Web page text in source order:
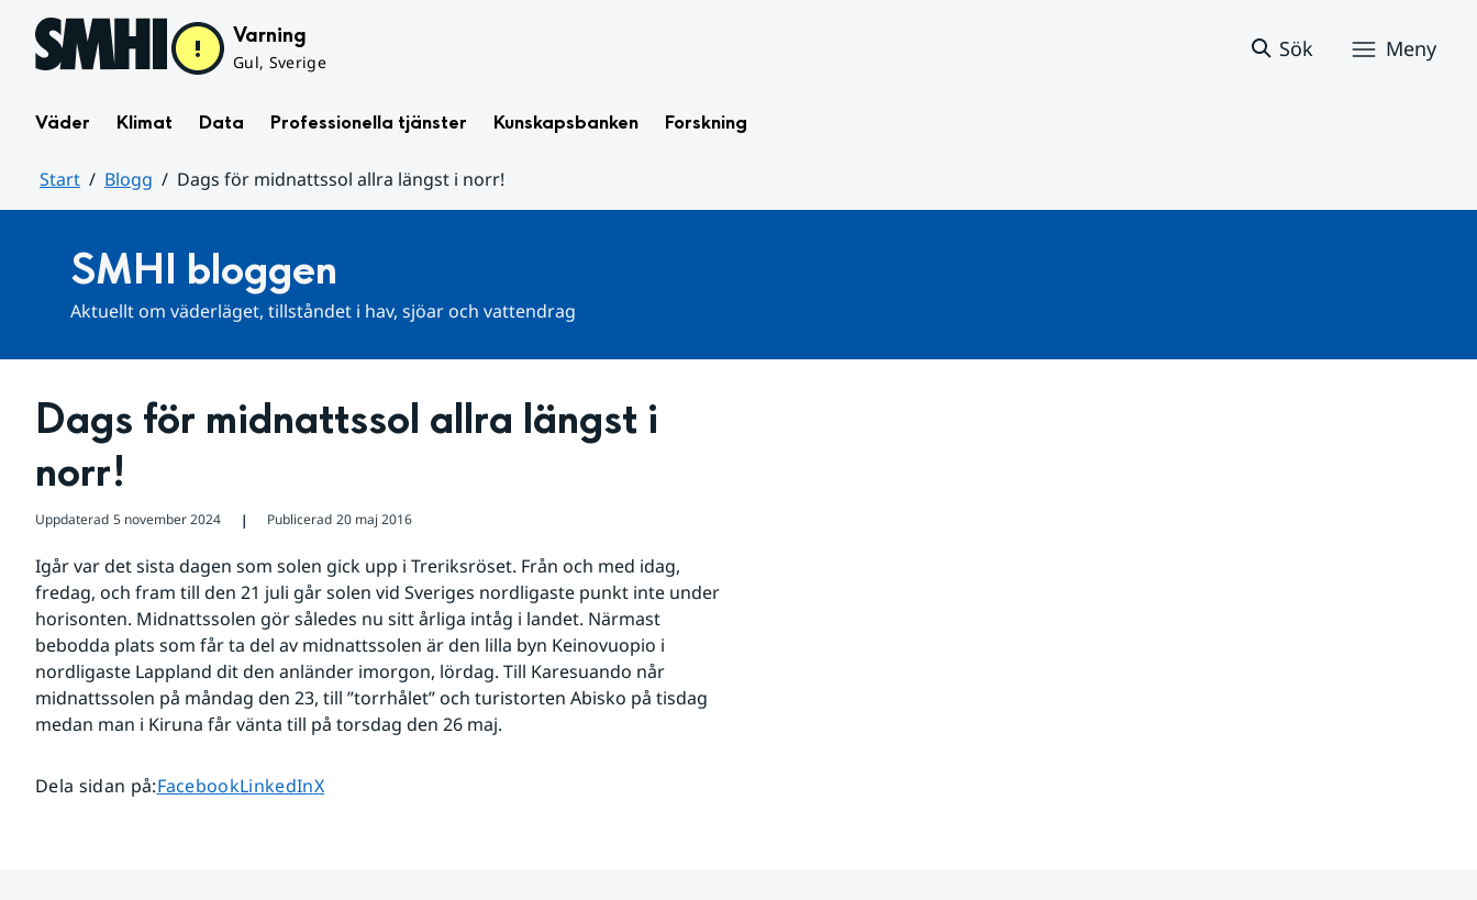
Hoppa till sidans innehåll Varning
Gul, Sverige
Sök Meny
Väder Klimat Data Professionella tjänster Kunskapsbanken Forskning
Start Blogg
Dags för midnattssol allra längst i norr!
SMHI bloggen
Aktuellt om väderläget, tillståndet i hav, sjöar och vattendrag
Dags för midnattssol allra längst i
norr!
Uppdaterad 5 november 2024 ❘ Publicerad 20 maj 2016
Igår var det sista dagen som solen gick upp i Treriksröset. Från och med idag,
fredag, och fram till den 21 juli går solen vid Sveriges nordligaste punkt inte under
horisonten. Midnattssolen gör således nu sitt årliga intåg i landet. Närmast
bebodda plats som får ta del av midnattssolen är den lilla byn Keinovuopio i
nordligaste Lappland dit den anländer imorgon, lördag. Till Karesuando når
midnattssolen på måndag den 23, till ”torrhålet” och turistorten Abisko på tisdag
medan man i Kiruna får vänta till på torsdag den 26 maj.
Dela sidan på:Dela sidan på
FacebookDela sidan på
LinkedInDela sidan på
X